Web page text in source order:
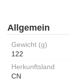
Allgemein
Gewicht (g)
122
Herkunftsland
CN